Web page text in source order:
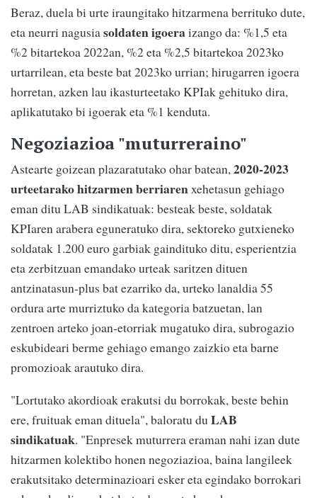
Beraz, duela bi urte iraungitako hitzarmena berrituko dute,
eta neurri nagusiasoldaten igoeraizango da: %1,5 eta
%2 bitartekoa 2022an, %2 eta %2,5 bitartekoa 2023ko
urtarrilean, eta beste bat 2023ko urrian; hirugarren igoera
horretan, azken lau ikasturteetako KPIak gehituko dira,
aplikatutako bi igoerak eta %1 kenduta.
Negoziazioa "muturreraino"
Astearte goizean plazaratutako ohar batean,2020-2023
urteetarako hitzarmen berriarenxehetasun gehiago
eman ditu LAB sindikatuak: besteak beste, soldatak
KPIaren arabera eguneratuko dira, sektoreko gutxieneko
soldatak 1.200 euro garbiak gaindituko ditu, esperientzia
eta zerbitzuan emandako urteak saritzen dituen
antzinatasun-plus bat ezarriko da, urteko lanaldia 55
ordura arte murriztuko da kategoria batzuetan, lan
zentroen arteko joan-etorriak mugatuko dira, subrogazio
eskubideari berme gehiago emango zaizkio eta barne
promozioak arautuko dira.
"Lortutako akordioak erakutsi du borrokak, beste behin
ere, fruituak eman dituela", baloratu duLAB
sindikatuak. "Enpresek muturrera eraman nahi izan dute
hitzarmen kolektibo honen negoziazioa, baina langileek
erakutsitako determinazioari esker eta egindako borrokari